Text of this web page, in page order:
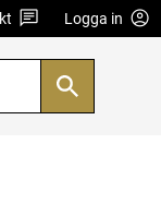
Logga in